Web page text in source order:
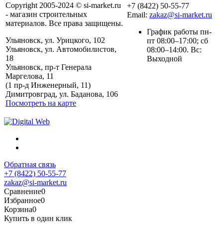
Copyright 2005-2024 © si-market.ru
- магазин строительных
материалов. Все права защищены.
Ульяновск, ул. Урицкого, 102
Ульяновск, ул. Автомобилистов,
18
Ульяновск, пр-т Генерала
Маргелова, 11
(1 пр-д Инженерный, 11)
Димитровград, ул. Баданова, 106
Посмотреть на карте
+7 (8422) 50-55-77
Email: zakaz@si-market.ru
График работы пн-
пт 08:00–17:00; сб
08:00–14:00. Вс:
Выходной
Обратная связь
+7 (8422) 50-55-77
zakaz@si-market.ru
Сравнение0
Избранное0
Корзина0
Купить в один клик